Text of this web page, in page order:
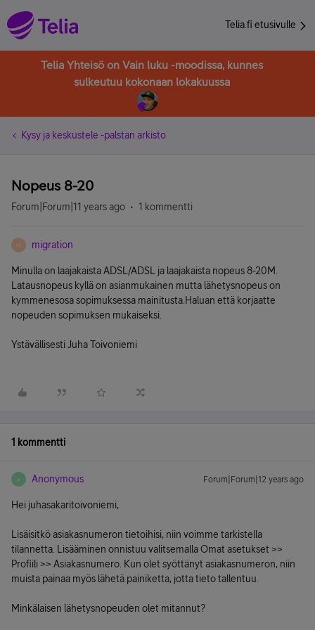
Telia.fi etusivulle
Telia Yhteisö on Vain luku -moodissa, kunnes
sulkeutuu kokonaan lokakuussa
Kysy ja keskustele -palstan arkisto
Nopeus 8-20
Forum|Forum|11 years ago 1 kommentti
M migration
Minulla on laajakaista ADSL/ADSL ja laajakaista nopeus 8-20M.
Latausnopeus kyllä on asianmukainen mutta lähetysnopeus on
kymmenesosa sopimuksessa mainitusta.Haluan että korjaatte
nopeuden sopimuksen mukaiseksi.
Ystävällisesti Juha Toivoniemi
1 kommentti
A Anonymous Forum|Forum|12 years ago
Hei juhasakaritoivoniemi,
Lisäisitkö asiakasnumeron tietoihisi, niin voimme tarkistella
tilannetta. Lisääminen onnistuu valitsemalla Omat asetukset >>
Profiili >> Asiakasnumero. Kun olet syöttänyt asiakasnumeron, niin
muista painaa myös lähetä painiketta, jotta tieto tallentuu.
Minkälaisen lähetysnopeuden olet mitannut?